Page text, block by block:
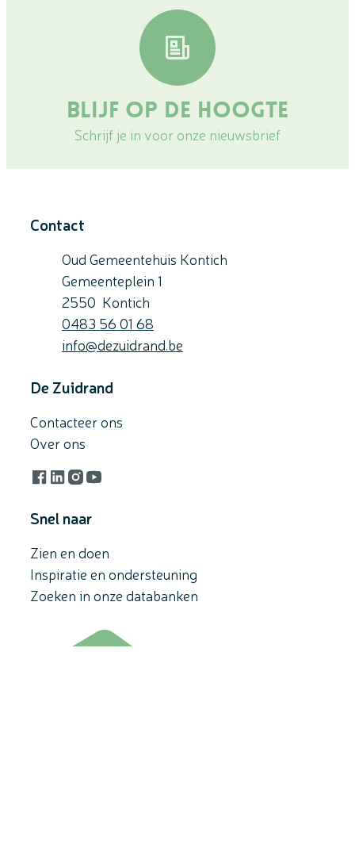
Blijf op de hoogte
Schrijf je in voor onze nieuwsbrief
Contact
Oud Gemeentehuis Kontich
Gemeenteplein 1
,
2550 Kontich
0483 56 01 68
E-mailinfo@dezuidrand.be
De Zuidrand
Contacteer ons
Over ons
Facebook
LinkedIn
Instagram
YouTube
Snel naar
Zien en doen
Inspiratie en ondersteuning
Zoeken in onze databanken